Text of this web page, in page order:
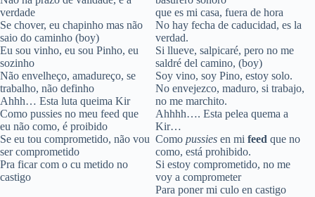
verdade
Se chover, eu chapinho mas não
saio do caminho (boy)
Eu sou vinho, eu sou Pinho, eu
sozinho
Não envelheço, amadureço, se
trabalho, não definho
Ahhh… Esta luta queima Kir
Como pussies no meu feed que
eu não como, é proibido
Se eu tou comprometido, não vou
ser comprometido
Pra ficar com o cu metido no
castigo
que es mi casa, fuera de hora
No hay fecha de caducidad, es la
verdad.
Si llueve, salpicaré, pero no me
saldré del camino, (boy)
Soy vino, soy Pino, estoy solo.
No envejezco, maduro, si trabajo,
no me marchito.
Ahhhh…. Esta pelea quema a
Kir…
Comopussies en mifeed que no
como, está prohibido.
Si estoy comprometido, no me
voy a comprometer
Para poner mi culo en castigo